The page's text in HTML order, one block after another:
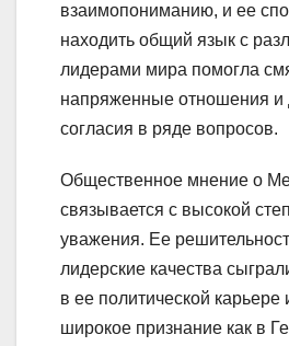
взаимопониманию, и ее
находить общий язык с
лидерами мира помогла
напряженные отношения и
согласия в ряде вопросов.
Общественное мнение о
связывается с высокой
уважения. Ее
лидерские качества
в ее политической карьере
широкое признание как в